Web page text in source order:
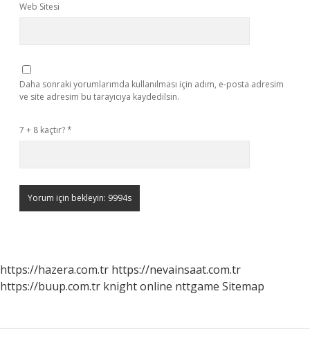
Web Sitesi
Daha sonraki yorumlarımda kullanılması için adım, e-posta adresim
ve site adresim bu tarayıcıya kaydedilsin.
7 + 8 kaçtır?*
https://hazera.com.tr https://nevainsaat.com.tr
https://buup.com.tr knight online nttgame Sitemap